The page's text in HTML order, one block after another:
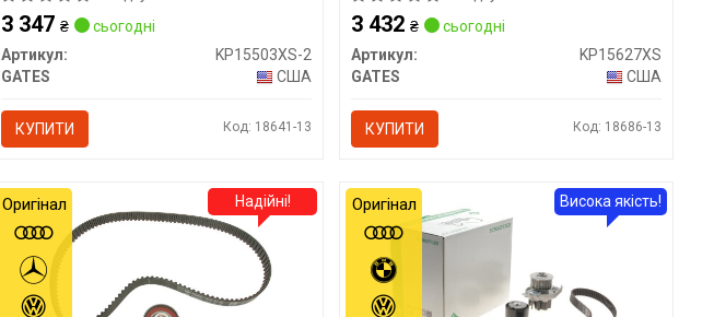
3 347₴
сьогодні
Артикул:
KP15503XS-2
GATES
США
КУПИТИ Код: 18641-13
3 432₴
сьогодні
Артикул:
KP15627XS
GATES
США
КУПИТИ Код: 18686-13
Надійні!
Оригінал Висока якість!
Оригінал